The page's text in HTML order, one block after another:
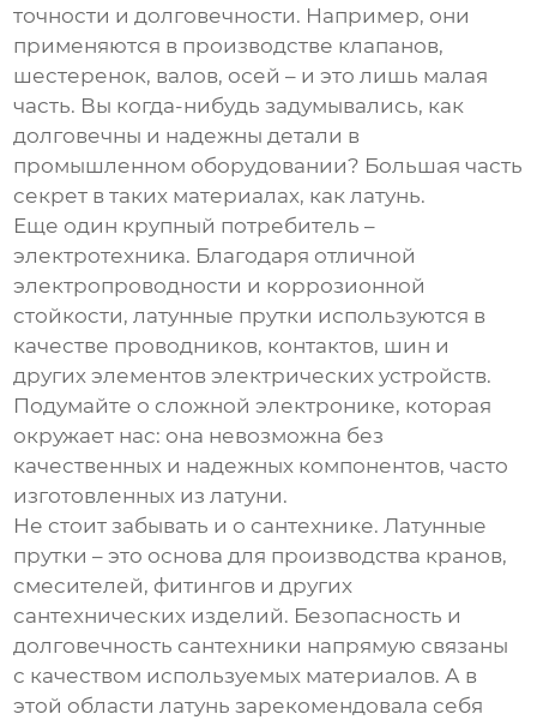
точности и долговечности. Например, они
применяются в производстве клапанов,
шестеренок, валов, осей – и это лишь малая
часть. Вы когда-нибудь задумывались, как
долговечны и надежны детали в
промышленном оборудовании? Большая часть
секрет в таких материалах, как латунь.
Еще один крупный потребитель –
электротехника. Благодаря отличной
электропроводности и коррозионной
стойкости,латунные прутки используются в
качестве проводников, контактов, шин и
других элементов электрических устройств.
Подумайте о сложной электронике, которая
окружает нас: она невозможна без
качественных и надежных компонентов, часто
изготовленных из латуни.
Не стоит забывать и о сантехнике.Латунные
прутки – это основа для производства кранов,
смесителей, фитингов и других
сантехнических изделий. Безопасность и
долговечность сантехники напрямую связаны
с качеством используемых материалов. А в
этой области латунь зарекомендовала себя